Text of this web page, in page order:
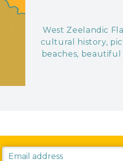
West Zeelandic
cultural history,
beaches,